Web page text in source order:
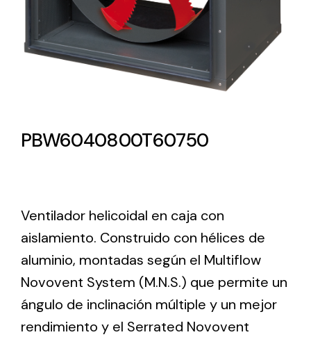
Ventilation
The incorporation of Novovent into the group
meant a greater offer of ventilation products for
different uses
PBW6040800T60750
Ventilador helicoidal en caja con
aislamiento. Construido con hélices de
aluminio, montadas según el Multiflow
Novovent System (M.N.S.) que permite un
ángulo de inclinación múltiple y un mejor
rendimiento y el Serrated Novovent